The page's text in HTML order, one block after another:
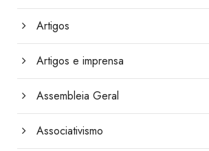
Artigos
Artigos e imprensa
Assembleia Geral
Associativismo